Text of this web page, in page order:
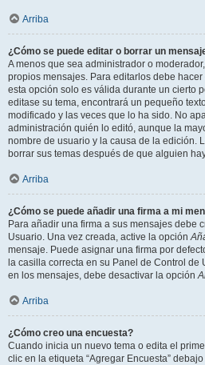
Arriba
¿Cómo se puede editar o borrar un
A menos que sea administrador o
propios mensajes. Para editarlos debe hacer
esta opción solo es válida durante un cierto
editase su tema, encontrará un pequeño
modificado y las veces que lo ha sido. No
administración quién lo editó, aunque la
nombre de usuario y la causa de la edición.
borrar sus temas después de que alguien
Arriba
¿Cómo se puede añadir una firma a mi
Para añadir una firma a sus mensajes debe
Usuario. Una vez creada, active la opción
mensaje. Puede asignar una firma por
la casilla correcta en su Panel de Control
en los mensajes, debe desactivar la opción
Arriba
¿Cómo creo una encuesta?
Cuando inicia un nuevo tema o edita el
clic en la etiqueta “Agregar Encuesta”